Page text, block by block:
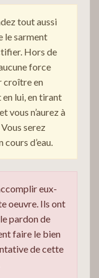
tout aussi
le sarment
Hors de
force
croître en
en lui, en tirant
vous n’aurez à
serez
d’eau.
eux-
oeuvre. Ils ont
pardon de
faire le bien
de cette